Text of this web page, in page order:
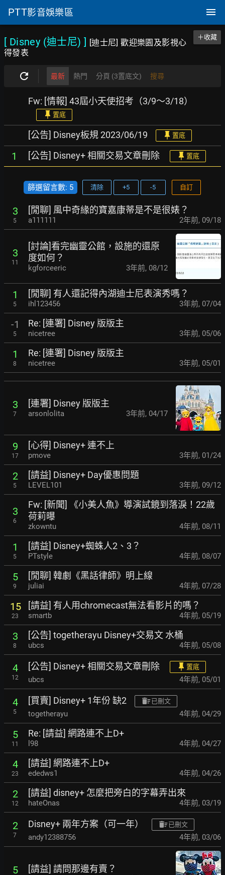
PTT影音娛樂區
[ Disney (迪士尼) ]
[迪士尼] 歡迎樂園及影視心
得發表
＋收藏
最新 熱門 分頁 (3置底文) 搜尋
Fw: [情報] 43屆小天使招考（3/9～3/18）
置底
[公告] Disney板規 2023/06/19 置底
1 [公告] Disney+ 相關交易文章刪除 置底
篩選留言數: 5 清除 +5 -5 自訂
3
5
[閒聊] 風中奇緣的寶嘉康蒂是不是很婊？
a111111 2年前, 09/18
3
11
[討論]看完幽靈公館，設施的還原
度如何？
kgforceeric 3年前, 08/12
1
5
[閒聊] 有人還記得內湖迪士尼表演秀嗎？
ihl123456 3年前, 07/04
-1
5
Re: [連署] Disney 版版主
nicetree 3年前, 05/06
1
8
Re: [連署] Disney 版版主
nicetree 3年前, 05/01
3
7
[連署] Disney 版版主
arsonlolita 3年前, 04/17
9
17
[心得] Disney+ 連不上
pmove 3年前, 01/24
2
5
[請益] Disney+ Day優惠問題
LEVEL101 3年前, 09/12
3
6
Fw: [新聞] 《小美人魚》導演試鏡到落淚！22歲
荷莉曝
zkowntu 4年前, 08/11
1
5
[請益] Disney+蜘蛛人2、3？
PTstyle 4年前, 08/07
5
9
[閒聊] 韓劇《黑話律師》明上線
juliai 4年前, 07/28
15
23
[請益] 有人用chromecast無法看影片的嗎？
smartb 4年前, 05/19
3
8
[公告] togetherayu Disney+交易文 水桶
ubcs 4年前, 05/08
4
12
[公告] Disney+ 相關交易文章刪除 置底
ubcs 4年前, 05/01
4
5
[買賣] Disney+ 1年份 缺2 已刪文
togetherayu 4年前, 04/29
5
11
Re: [請益] 網路連不上D+
l98 4年前, 04/27
4
23
[請益] 網路連不上D+
ededws1 4年前, 04/26
2
12
[請益] disney+ 怎麼把旁白的字幕弄出來
hateOnas 4年前, 03/19
2
7
Disney+ 兩年方案（可一年） 已刪文
andy12388756 4年前, 03/06
5 [請益] 請問那邊有賣？